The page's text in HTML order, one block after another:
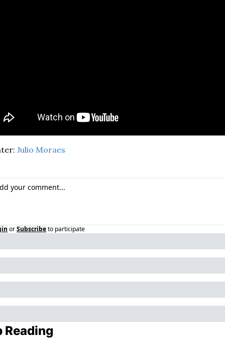
Julio Moraes
orSubscribeto participate
Reading